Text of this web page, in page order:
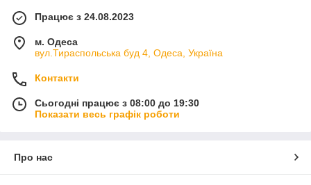
Працює з 24.08.2023
м. Одеса
вул.Тираспольська буд 4, Одеса, Україна
Контакти
Сьогодні працює з 08:00 до 19:30
Показати весь графік роботи
Про нас